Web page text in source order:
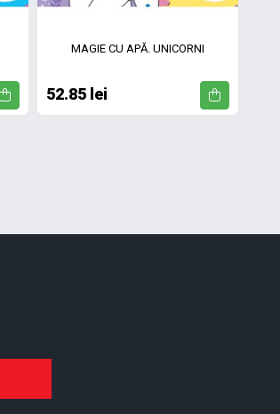
MAGIE CU APĂ. UNICORNI
52.85 lei